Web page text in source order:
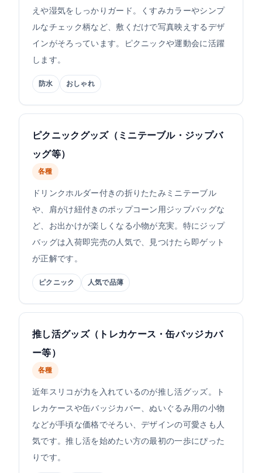
えや湿気をしっかりガード。くすみカラーやシンプ
ルなチェック柄など、敷くだけで写真映えするデザ
インがそろっています。ピクニックや運動会に活躍
します。
防水 おしゃれ
ピクニックグッズ（ミニテーブル・ジップバ
ッグ等）
各種
ドリンクホルダー付きの折りたたみミニテーブル
や、肩がけ紐付きのポップコーン用ジップバッグな
ど、お出かけが楽しくなる小物が充実。特にジップ
バッグは入荷即完売の人気で、見つけたら即ゲット
が正解です。
ピクニック 人気で品薄
推し活グッズ（トレカケース・缶バッジカバ
ー等）
各種
近年スリコが力を入れているのが推し活グッズ。ト
レカケースや缶バッジカバー、ぬいぐるみ用の小物
などが手頃な価格でそろい、デザインの可愛さも人
気です。推し活を始めたい方の最初の一歩にぴった
りです。